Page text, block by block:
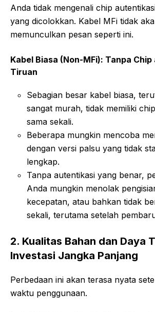
Anda tidak mengenali chip
yang dicolokkan. Kabel MFi tidak
memunculkan pesan seperti ini.
Kabel Biasa (Non-MFi): Tanpa
Tiruan
Sebagian besar kabel biasa,
sangat murah, tidak memiliki
sama sekali.
Beberapa mungkin mencoba
dengan versi palsu yang tidak
lengkap.
Tanpa autentikasi yang benar,
Anda mungkin menolak
kecepatan, atau bahkan tidak
sekali, terutama setelah
2. Kualitas Bahan dan Daya
Investasi Jangka Panjang
Perbedaan ini akan terasa nyata
waktu penggunaan.